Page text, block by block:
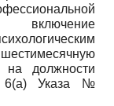
включение
на должности
6(а) Указа №